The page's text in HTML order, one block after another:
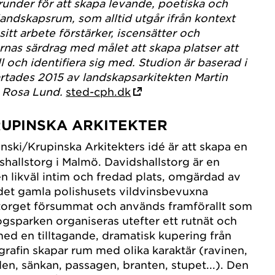
för att skapa levande, poetiska och
som alltid utgår ifrån kontext
arbete förstärker, iscensätter och
särdrag med målet att skapa platser att
och identifiera sig med. Studion är baserad i
2015 av landskapsarkitekten Martin
Lund. sted-cph.dk
ARKITEKTER
Krupinska Arkitekters idé är att skapa en
i Malmö. Davidshallstorg är en
likväl intim och fredad plats, omgärdad av
gamla polishusets vildvinsbevuxna
försummat och används framförallt som
organiseras utefter ett rutnät och
en tilltagande, dramatisk kupering från
skapar rum med olika karaktär (ravinen,
sänkan, passagen, branten, stupet...). Den